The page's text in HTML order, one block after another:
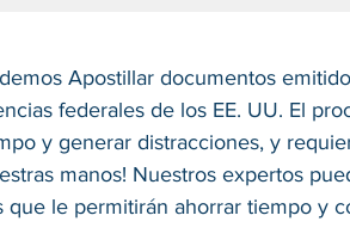
Apostillar documentos
federales de los EE. UU. El
y generar distracciones, y
manos! Nuestros expertos
que le permitirán ahorrar tiempo y